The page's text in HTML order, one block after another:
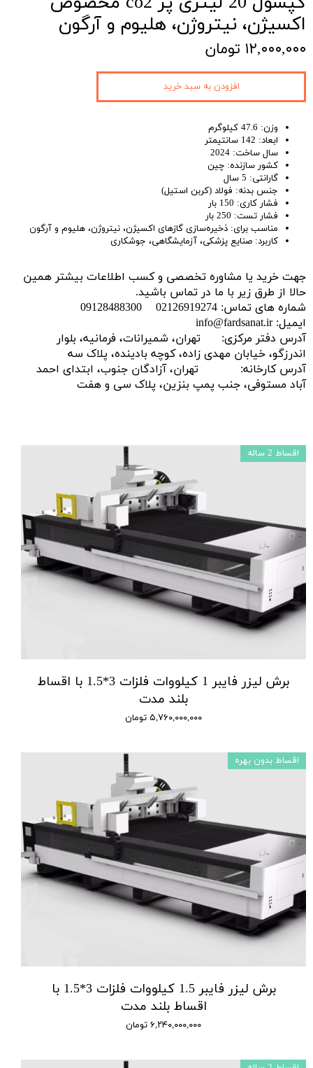
اکسیژن، نیتروژن، هلیوم و آرگون
۱۲,۰۰۰,۰۰۰ تومان
وزن: 47.6 کیلوگرم
ابعاد: 142 سانتیمتر
سال ساخت: 2024
کشور سازنده: چین
گارانتی: 5 سال
جنس بدنه: فولاد (کربن استیل)
فشار کاری: 150 بار
فشار تست: 250 بار
مناسب برای: ذخیره‌سازی گازهای اکسیژن، نیتروژن، هلیوم و آرگون
کاربرد: صنایع پزشکی، آزمایشگاهی، جوشکاری
جهت خرید یا مشاوره تخصصی و کسب اطلاعات بیشتر همین
حالا از طرق زیر با ما در تماس باشید.
شماره های تماس: 02126919274 09128488300
ایمیل: info@fardsanat.ir
آدرس دفتر مرکزی: تهران، شمیرانات، فرمانیه، بلوار
اندرزگو، خیابان مهدی زاده، کوچه بادینده، پلاک سه
آدرس کارخانه: تهران، آزادگان جنوب، ابتدای احمد
آباد مستوفی، جنب پمپ بنزین، پلاک سی و هفت
افزودن به سبد خرید
برش لیزر فایبر 1 کیلووات فلزات 3*1.5 با اقساط
بلند مدت
۵,۷۶۰,۰۰۰,۰۰۰ تومان
اقساط 2 ساله
برش لیزر فایبر 1.5 کیلووات فلزات 3*1.5 با
اقساط بلند مدت
۶,۲۴۰,۰۰۰,۰۰۰ تومان
اقساط بدون بهره